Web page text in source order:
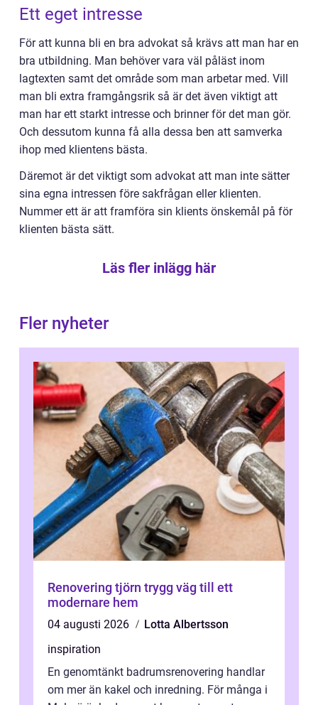
Ett eget intresse
För att kunna bli en bra advokat så krävs att man har en
bra utbildning. Man behöver vara väl påläst inom
lagtexten samt det område som man arbetar med. Vill
man bli extra framgångsrik så är det även viktigt att
man har ett starkt intresse och brinner för det man gör.
Och dessutom kunna få alla dessa ben att samverka
ihop med klientens bästa.
Däremot är det viktigt som advokat att man inte sätter
sina egna intressen före sakfrågan eller klienten.
Nummer ett är att framföra sin klients önskemål på för
klienten bästa sätt.
Läs fler inlägg här
Fler nyheter
Renovering tjörn trygg väg till ett
modernare hem
04 augusti 2026
Lotta Albertsson
inspiration
En genomtänkt badrumsrenovering handlar
om mer än kakel och inredning. För många i